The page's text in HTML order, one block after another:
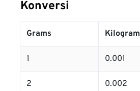
Konversi
Grams
1 0.001
2 0.002